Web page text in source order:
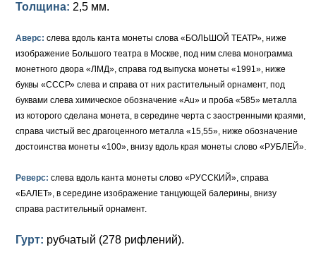
Толщина: 2,5 мм.
Аверс: слева вдоль канта монеты слова «БОЛЬШОЙ ТЕАТР», ниже
изображение Большого театра в Москве, под ним слева монограмма
монетного двора «ЛМД», справа год выпуска монеты «1991», ниже
буквы «СССР» слева и справа от них растительный орнамент, под
буквами слева химическое обозначение «Au» и проба «585» металла
из которого сделана монета, в середине черта с заостренными краями,
справа чистый вес драгоценного металла «15,55», ниже обозначение
достоинства монеты «100», внизу вдоль края монеты слово «РУБЛЕЙ».
Реверс: слева вдоль канта монеты слово «РУССКИЙ», справа
«БАЛЕТ», в середине изображение танцующей балерины, внизу
справа растительный орнамент.
Гурт: рубчатый (278 рифлений).